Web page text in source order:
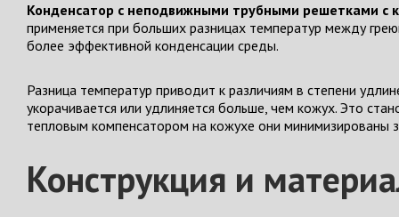
Конденсатор с неподвижными трубными решетками с
применяется при больших разницах температур между
более эффективной конденсации среды.
Разница температур приводит к различиям в степени
укорачивается или удлиняется больше, чем кожух. Это
тепловым компенсатором на кожухе они минимизированы
Конструкция и